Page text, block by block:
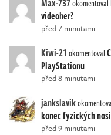
Max-737okomentoval
videoher?
před 7 minutami
Kiwi-21 okomentoval
PlayStationu
před 8 minutami
jankslavik
konec fyzických
před 9 minutami